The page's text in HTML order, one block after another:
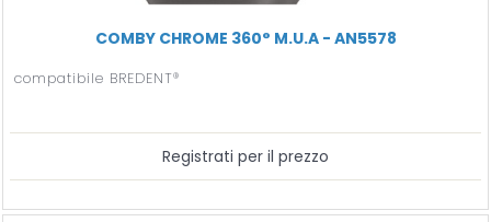
COMBY CHROME 360° M.U.A - AN5578
compatibile BREDENT®
Registrati per il prezzo